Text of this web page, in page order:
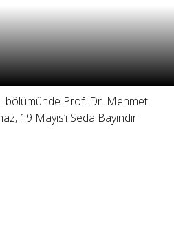
bölümünde Prof. Dr. Mehmet
19 Mayıs’ı Seda Bayındır